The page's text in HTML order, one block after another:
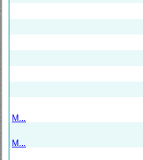
M...
M...